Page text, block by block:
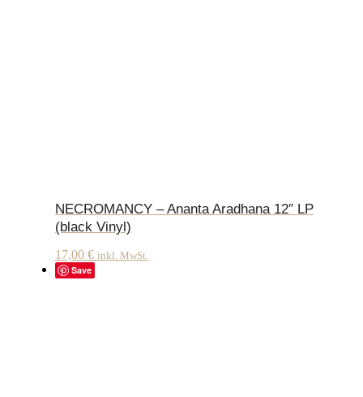
NECROMANCY – Ananta Aradhana 12″ LP
(black Vinyl)
17,00 € inkl. MwSt.
Save